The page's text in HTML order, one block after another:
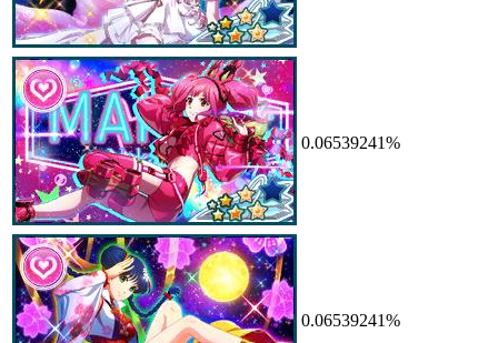
0.06539241%
0.06539241%